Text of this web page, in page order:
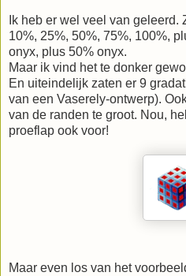
Ik heb er wel veel van geleerd.
10%, 25%, 50%, 75%, 100%,
onyx, plus 50% onyx.
Maar ik vind het te donker
En uiteindelijk zaten er 9
van een Vaserely-ontwerp).
van de randen te groot. Nou,
proeflap ook voor!
Maar even los van het